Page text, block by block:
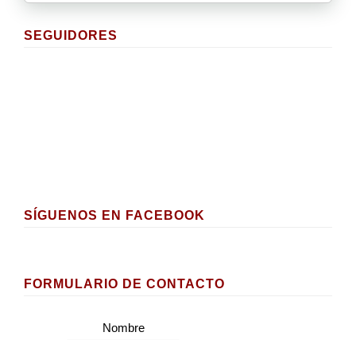
SEGUIDORES
SÍGUENOS EN FACEBOOK
FORMULARIO DE CONTACTO
Nombre